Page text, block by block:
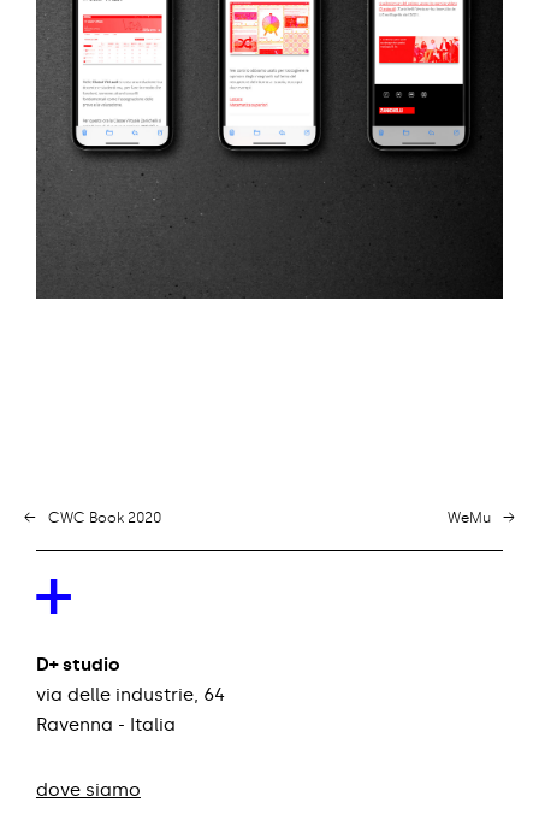
← CWC Book 2020 →
WeMu
+
D+ studio
via delle industrie, 64
Ravenna - Italia
dove siamo